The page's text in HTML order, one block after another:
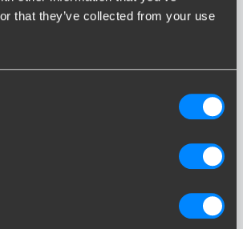
that they’ve collected from your use